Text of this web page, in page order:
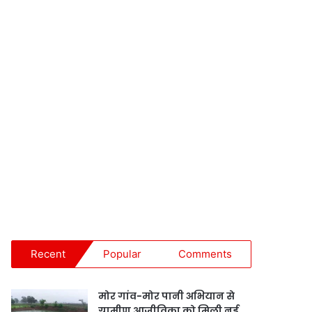
Recent Popular Comments
मोर गांव-मोर पानी अभियान से